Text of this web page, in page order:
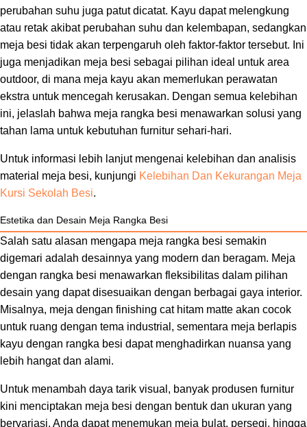
perubahan suhu juga patut dicatat. Kayu dapat melengkung
atau retak akibat perubahan suhu dan kelembapan, sedangkan
meja besi tidak akan terpengaruh oleh faktor-faktor tersebut. Ini
juga menjadikan meja besi sebagai pilihan ideal untuk area
outdoor, di mana meja kayu akan memerlukan perawatan
ekstra untuk mencegah kerusakan. Dengan semua kelebihan
ini, jelaslah bahwa meja rangka besi menawarkan solusi yang
tahan lama untuk kebutuhan furnitur sehari-hari.
Untuk informasi lebih lanjut mengenai kelebihan dan analisis
material meja besi, kunjungi Kelebihan Dan Kekurangan Meja
Kursi Sekolah Besi.
Estetika dan Desain Meja Rangka Besi
Salah satu alasan mengapa meja rangka besi semakin
digemari adalah desainnya yang modern dan beragam. Meja
dengan rangka besi menawarkan fleksibilitas dalam pilihan
desain yang dapat disesuaikan dengan berbagai gaya interior.
Misalnya, meja dengan finishing cat hitam matte akan cocok
untuk ruang dengan tema industrial, sementara meja berlapis
kayu dengan rangka besi dapat menghadirkan nuansa yang
lebih hangat dan alami.
Untuk menambah daya tarik visual, banyak produsen furnitur
kini menciptakan meja besi dengan bentuk dan ukuran yang
bervariasi. Anda dapat menemukan meja bulat, persegi, hingga